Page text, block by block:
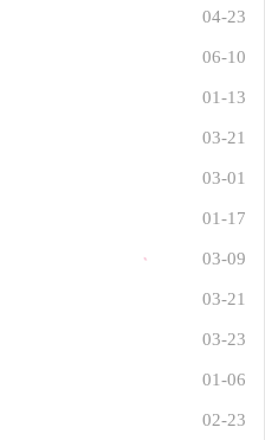
04-23
06-10
01-13
03-21
03-01
01-17
03-09
03-21
03-23
01-06
02-23